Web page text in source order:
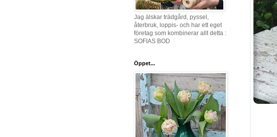
Jag älskar trädgård, pyssel,
återbruk, loppis- och har ett eget
företag som kombinerar allt detta :
SOFIAS BOD
Öppet...